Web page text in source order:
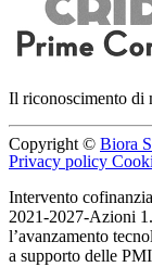
Il riconoscimento di
Copyright © Biora
Privacy policy
Intervento
2021-2027-Azioni
l’avanzamento
a supporto delle